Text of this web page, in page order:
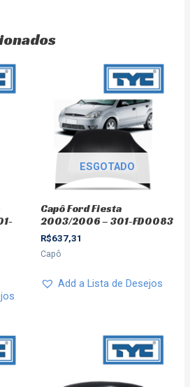
ESGOTADO
Capô Ford Fiesta
2003/2006 – 301-FD0083
R$637,31
Capô
Add a Lista de Desejos